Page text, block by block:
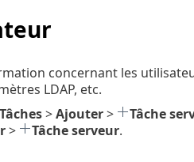
concernant les
LDAP, etc.
Tâches>Ajouter> Tâche
> Tâche serveur.